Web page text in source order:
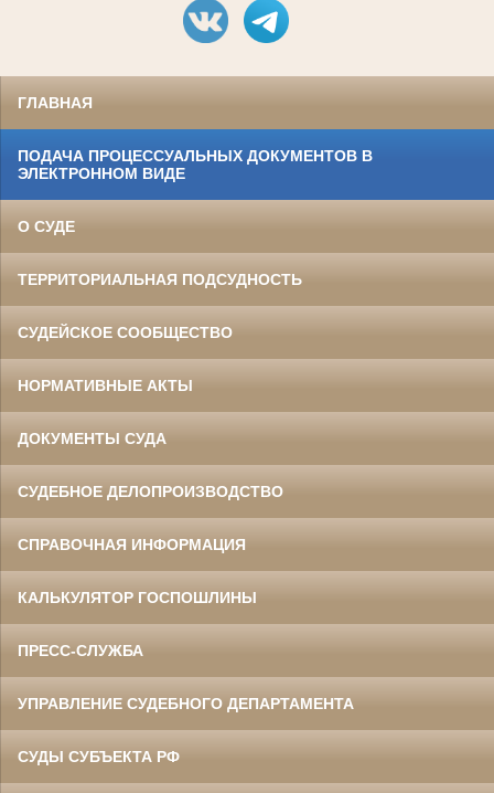
ГЛАВНАЯ
ПОДАЧА ПРОЦЕССУАЛЬНЫХ ДОКУМЕНТОВ В
ЭЛЕКТРОННОМ ВИДЕ
О СУДЕ
ТЕРРИТОРИАЛЬНАЯ ПОДСУДНОСТЬ
СУДЕЙСКОЕ СООБЩЕСТВО
НОРМАТИВНЫЕ АКТЫ
ДОКУМЕНТЫ СУДА
СУДЕБНОЕ ДЕЛОПРОИЗВОДСТВО
СПРАВОЧНАЯ ИНФОРМАЦИЯ
КАЛЬКУЛЯТОР ГОСПОШЛИНЫ
ПРЕСС-СЛУЖБА
УПРАВЛЕНИЕ СУДЕБНОГО ДЕПАРТАМЕНТА
СУДЫ СУБЪЕКТА РФ